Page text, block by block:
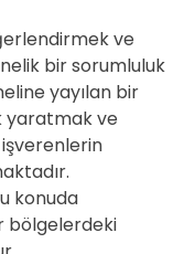
ve
bir sorumluluk
yayılan bir
yaratmak ve
konuda
bölgelerdeki